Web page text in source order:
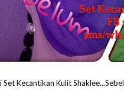
Set Kecantikan Kulit